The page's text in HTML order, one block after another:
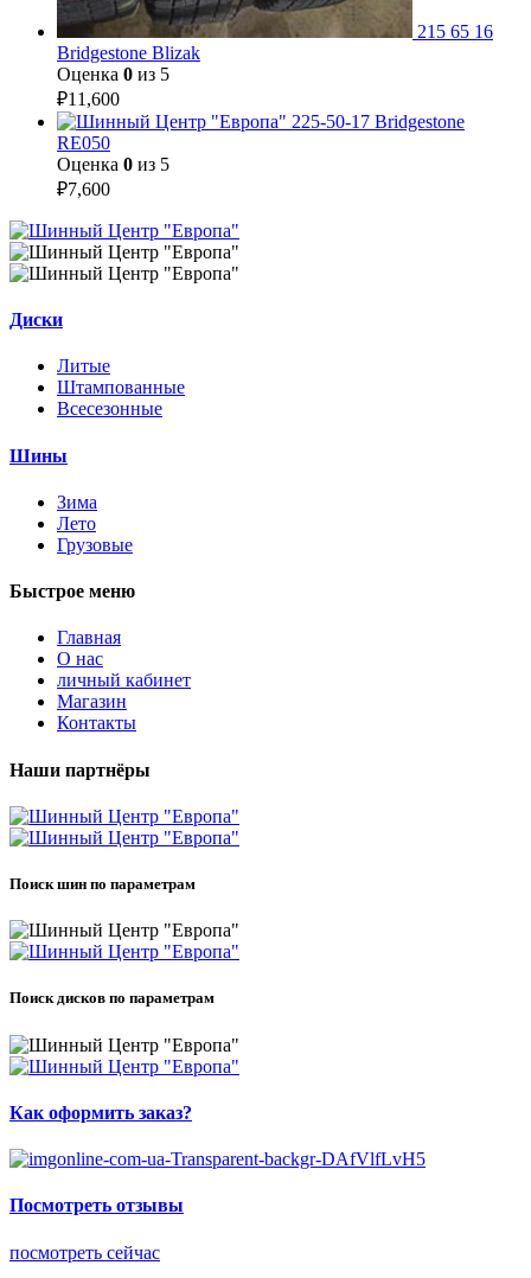
215 65 16
Bridgestone Blizak
Оценка 0 из 5
₽11,600
225-50-17 Bridgestone
RE050
Оценка 0 из 5
₽7,600
Диски
Литые
Штампованные
Всесезонные
Шины
Зима
Лето
Грузовые
Быстрое меню
Главная
О нас
личный кабинет
Магазин
Контакты
Наши партнёры
Поиск шин по параметрам
Поиск дисков по параметрам
Как оформить заказ?
Посмотреть отзывы
посмотреть сейчас